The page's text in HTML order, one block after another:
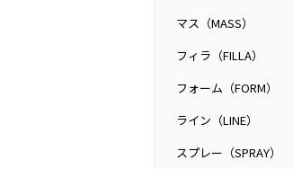
マス（MASS）
フィラ（FILLA）
フォーム（FORM）
ライン（LINE）
スプレー（SPRAY）